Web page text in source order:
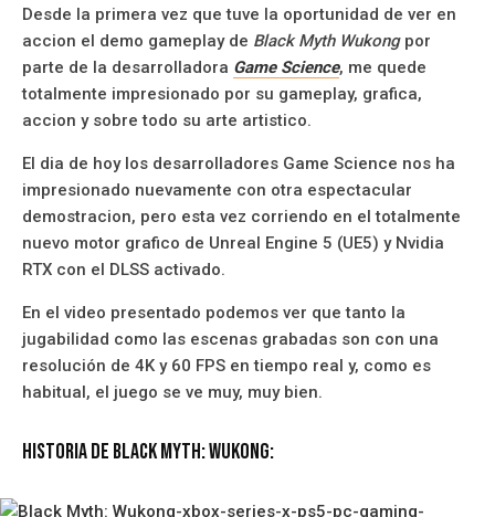
Desde la primera vez que tuve la oportunidad de ver en
accion el demo gameplay de Black Myth Wukongpor
parte de la desarrolladora Game Science, me quede
totalmente impresionado por su gameplay, grafica,
accion y sobre todo su arte artistico.
El dia de hoy los desarrolladores Game Science nos ha
impresionado nuevamente con otra espectacular
demostracion, pero esta vez corriendo en el totalmente
nuevo motor grafico de Unreal Engine 5 (UE5) y Nvidia
RTX con el DLSS activado.
En el video presentado podemos ver que tanto la
jugabilidad como las escenas grabadas son con una
resolución de 4K y 60 FPS en tiempo real y, como es
habitual, el juego se ve muy, muy bien.
Historia de Black Myth: Wukong: